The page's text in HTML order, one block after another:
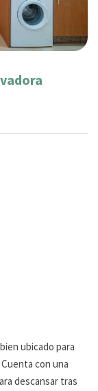
ubicado para
con una
descansar tras